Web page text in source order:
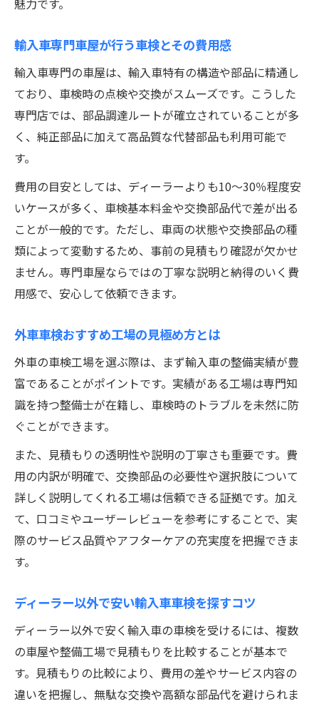
魅力です。
輸入車専門車屋が行う車検とその費用感
輸入車専門の車屋は、輸入車特有の構造や部品に精通し
ており、車検時の点検や交換がスムーズです。こうした
専門店では、部品調達ルートが確立されていることが多
く、純正部品に加えて高品質な代替部品も利用可能で
す。
費用の目安としては、ディーラーよりも10〜30％程度安
いケースが多く、車検基本料金や交換部品代で差が出る
ことが一般的です。ただし、車両の状態や交換部品の種
類によって変動するため、事前の見積もり確認が欠かせ
ません。専門車屋ならではの丁寧な説明と納得のいく費
用感で、安心して依頼できます。
外車車検おすすめ工場の見極め方とは
外車の車検工場を選ぶ際は、まず輸入車の整備実績が豊
富であることがポイントです。実績がある工場は専門知
識を持つ整備士が在籍し、車検時のトラブルを未然に防
ぐことができます。
また、見積もりの透明性や説明の丁寧さも重要です。費
用の内訳が明確で、交換部品の必要性や選択肢について
詳しく説明してくれる工場は信頼できる証拠です。加え
て、口コミやユーザーレビューを参考にすることで、実
際のサービス品質やアフターケアの充実度を把握できま
す。
ディーラー以外で安い輸入車車検を探すコツ
ディーラー以外で安く輸入車の車検を受けるには、複数
の車屋や整備工場で見積もりを比較することが基本で
す。見積もりの比較により、費用の差やサービス内容の
違いを把握し、無駄な交換や高額な部品代を避けられま